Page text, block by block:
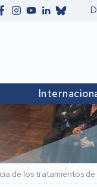
de los tratamientos